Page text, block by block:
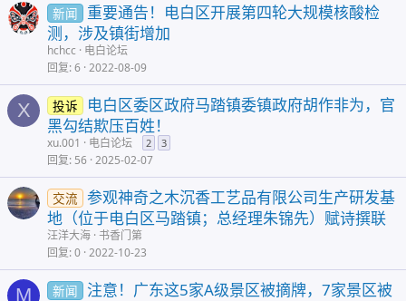
新闻
重要通告！电白区开展第四轮大规模核酸检
测，涉及镇街增加
hchcc
电白论坛
回复 6 2022-08-09
X 投诉
电白区委区政府马踏镇委镇政府胡作非为，官
黑勾结欺压百姓！
xu.001 电白论坛 2 3
回复 56 2025-02-07
交流 参观神奇之木沉香工艺品有限公司生产研发基
地（位于电白区马踏镇；总经理朱锦先）赋诗撰联
汪洋大海 书香门第
回复 0 2022-10-23
M 新闻
注意！广东这5家A级景区被摘牌，7家景区被